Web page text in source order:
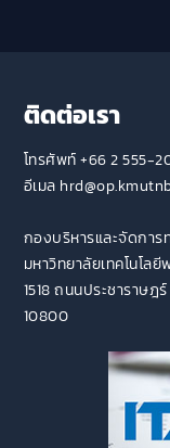
ติดต่อเรา
โทรศัพท์ +66 2 555-
อีเมล
กองบริหารและจัดกา
มหาวิทยาลัยเทคโนโล
1518 ถนนประชาราษฎ
10800